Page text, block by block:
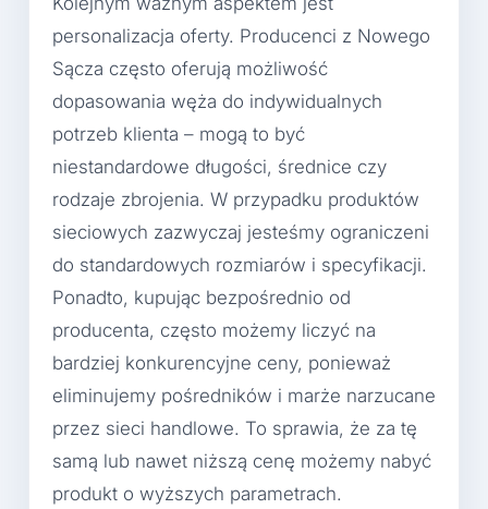
personalizacja oferty. Producenci z Nowego
Sącza często oferują możliwość
dopasowania węża do indywidualnych
potrzeb klienta – mogą to być
niestandardowe długości, średnice czy
rodzaje zbrojenia. W przypadku produktów
sieciowych zazwyczaj jesteśmy ograniczeni
do standardowych rozmiarów i specyfikacji.
Ponadto, kupując bezpośrednio od
producenta, często możemy liczyć na
bardziej konkurencyjne ceny, ponieważ
eliminujemy pośredników i marże narzucane
przez sieci handlowe. To sprawia, że za tę
samą lub nawet niższą cenę możemy nabyć
produkt o wyższych parametrach.